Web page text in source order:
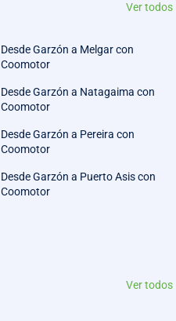
Ver todos
Desde Garzón a Melgar con
Coomotor
Desde Garzón a Natagaima con
Coomotor
Desde Garzón a Pereira con
Coomotor
Desde Garzón a Puerto Asis con
Coomotor
Ver todos